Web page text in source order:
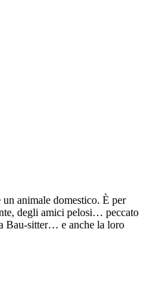
animale domestico. È per
degli amici pelosi… peccato
Bau-sitter… e anche la loro